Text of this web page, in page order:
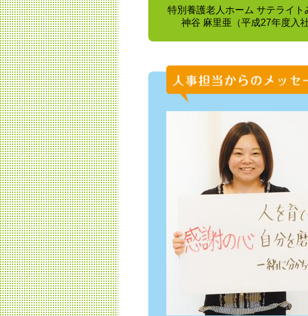
特別養護老人ホーム サテライト
神谷 麻里亜（平成27年度入社